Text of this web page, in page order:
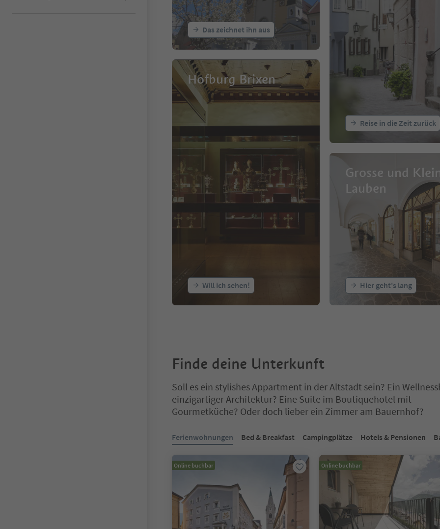
Das zeichnet ihn aus
Hofburg Brixen
Will ich sehen!
Reise in die Zeit zurück
Grosse und
Lauben
Hier geht's lang
Finde deine Unterkunft
Soll es ein stylishes Appartment in der Altstadt sein? Ein
einzigartiger Architektur? Eine Suite im Boutiquehotel mit
Gourmetküche? Oder doch lieber ein Zimmer am Bauernhof?
Ferienwohnungen Bed & Breakfast Campingplätze Hotels & Pensionen
Online buchbar Online buchbar